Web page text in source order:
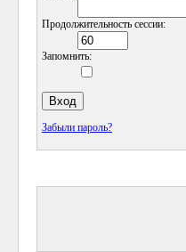
Продолжительность сессии:
Запомнить:
Забыли пароль?